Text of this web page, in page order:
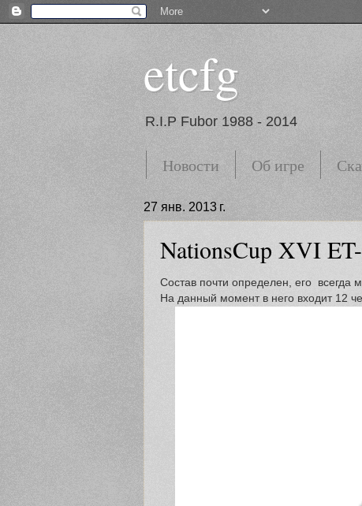
etcfg
R.I.P Fubor 1988 - 2014
Новости Об игре
27 янв. 2013 г.
NationsCup XVI ET-
Состав почти определен, его всегда
На данный момент в него входит 12